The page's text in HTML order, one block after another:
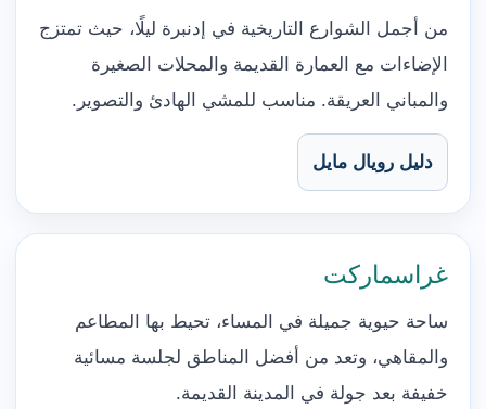
من أجمل الشوارع التاريخية في إدنبرة ليلًا، حيث تمتزج
الإضاءات مع العمارة القديمة والمحلات الصغيرة
والمباني العريقة. مناسب للمشي الهادئ والتصوير.
دليل رويال مايل
غراسماركت
ساحة حيوية جميلة في المساء، تحيط بها المطاعم
والمقاهي، وتعد من أفضل المناطق لجلسة مسائية
خفيفة بعد جولة في المدينة القديمة.